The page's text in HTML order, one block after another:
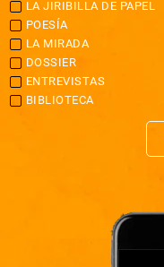
LA JIRIBILLA DE PAPEL
POESÍA
LA MIRADA
DOSSIER
ENTREVISTAS
BIBLIOTECA